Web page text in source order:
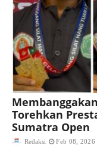
Torehkan
Sumatra Open
Redaksi Feb 08, 2026